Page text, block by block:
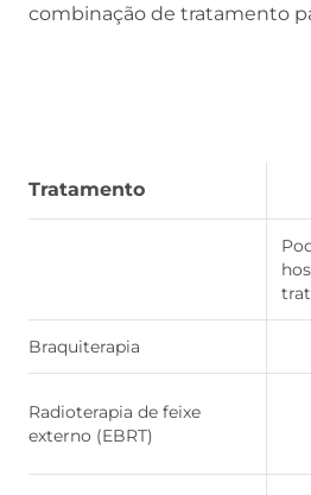
combinação de tratamento
Tratamento
Braquiterapia
Radioterapia de feixe
externo (EBRT)